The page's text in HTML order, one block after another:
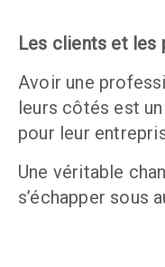
Les clients et les
Avoir une
leurs côtés est
pour leur
Une véritable
s’échapper sous